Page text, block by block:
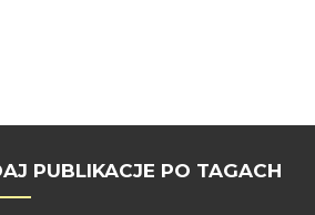
PUBLIKACJE PO TAGACH